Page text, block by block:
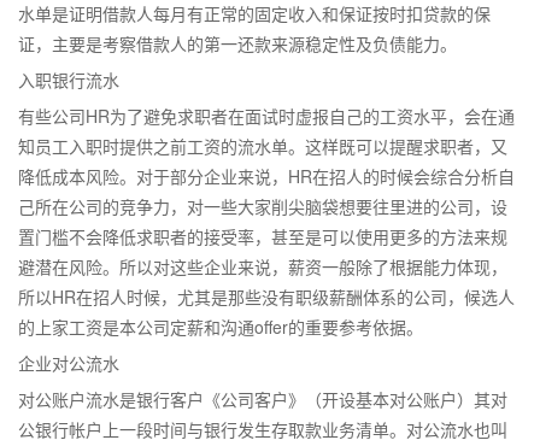
水单是证明借款人每月有正常的固定收入和保证按时扣贷款的保
证，主要是考察借款人的第一还款来源稳定性及负债能力。
入职银行流水
有些公司HR为了避免求职者在面试时虚报自己的工资水平，会在通
知员工入职时提供之前工资的流水单。这样既可以提醒求职者，又
降低成本风险。对于部分企业来说，HR在招人的时候会综合分析自
己所在公司的竞争力，对一些大家削尖脑袋想要往里进的公司，设
置门槛不会降低求职者的接受率，甚至是可以使用更多的方法来规
避潜在风险。所以对这些企业来说，薪资一般除了根据能力体现，
所以HR在招人时候，尤其是那些没有职级薪酬体系的公司，候选人
的上家工资是本公司定薪和沟通offer的重要参考依据。
企业对公流水
对公账户流水是银行客户《公司客户》（开设基本对公账户）其对
公银行帐户上一段时间与银行发生存取款业务清单。对公流水也叫